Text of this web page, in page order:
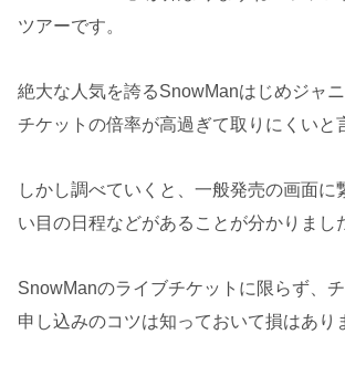
ツアーです。
絶大な人気を誇るSnowManはじめジャ
チケットの倍率が高過ぎて取りにくいと
しかし調べていくと、一般発売の画面に
い目の日程などがあることが分かりまし
SnowManのライブチケットに限らず、
申し込みのコツは知っておいて損はあり